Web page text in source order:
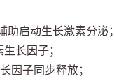
启动生长激素分泌；
长因子；
因子同步释放；